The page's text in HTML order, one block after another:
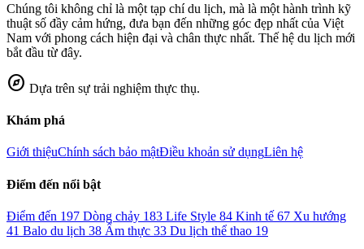
Chúng tôi không chỉ là một tạp chí du lịch, mà là một hành trình kỹ
thuật số đầy cảm hứng, đưa bạn đến những góc đẹp nhất của Việt
Nam với phong cách hiện đại và chân thực nhất. Thế hệ du lịch mới
bắt đầu từ đây.
explore Dựa trên sự trải nghiệm thực thụ.
Khám phá
Giới thiệuChính sách bảo mậtĐiều khoản sử dụngLiên hệ
Điểm đến nổi bật
Điểm đến 197 Dòng chảy 183 Life Style 84 Kinh tế 67 Xu hướng
41 Balo du lịch 38 Ẩm thực 33 Du lịch thể thao 19